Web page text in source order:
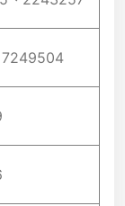
7249504